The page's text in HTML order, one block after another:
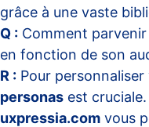
grâce à une vaste
Q : Comment
en fonction de son
R : Pour
personas est
uxpressia.com vous